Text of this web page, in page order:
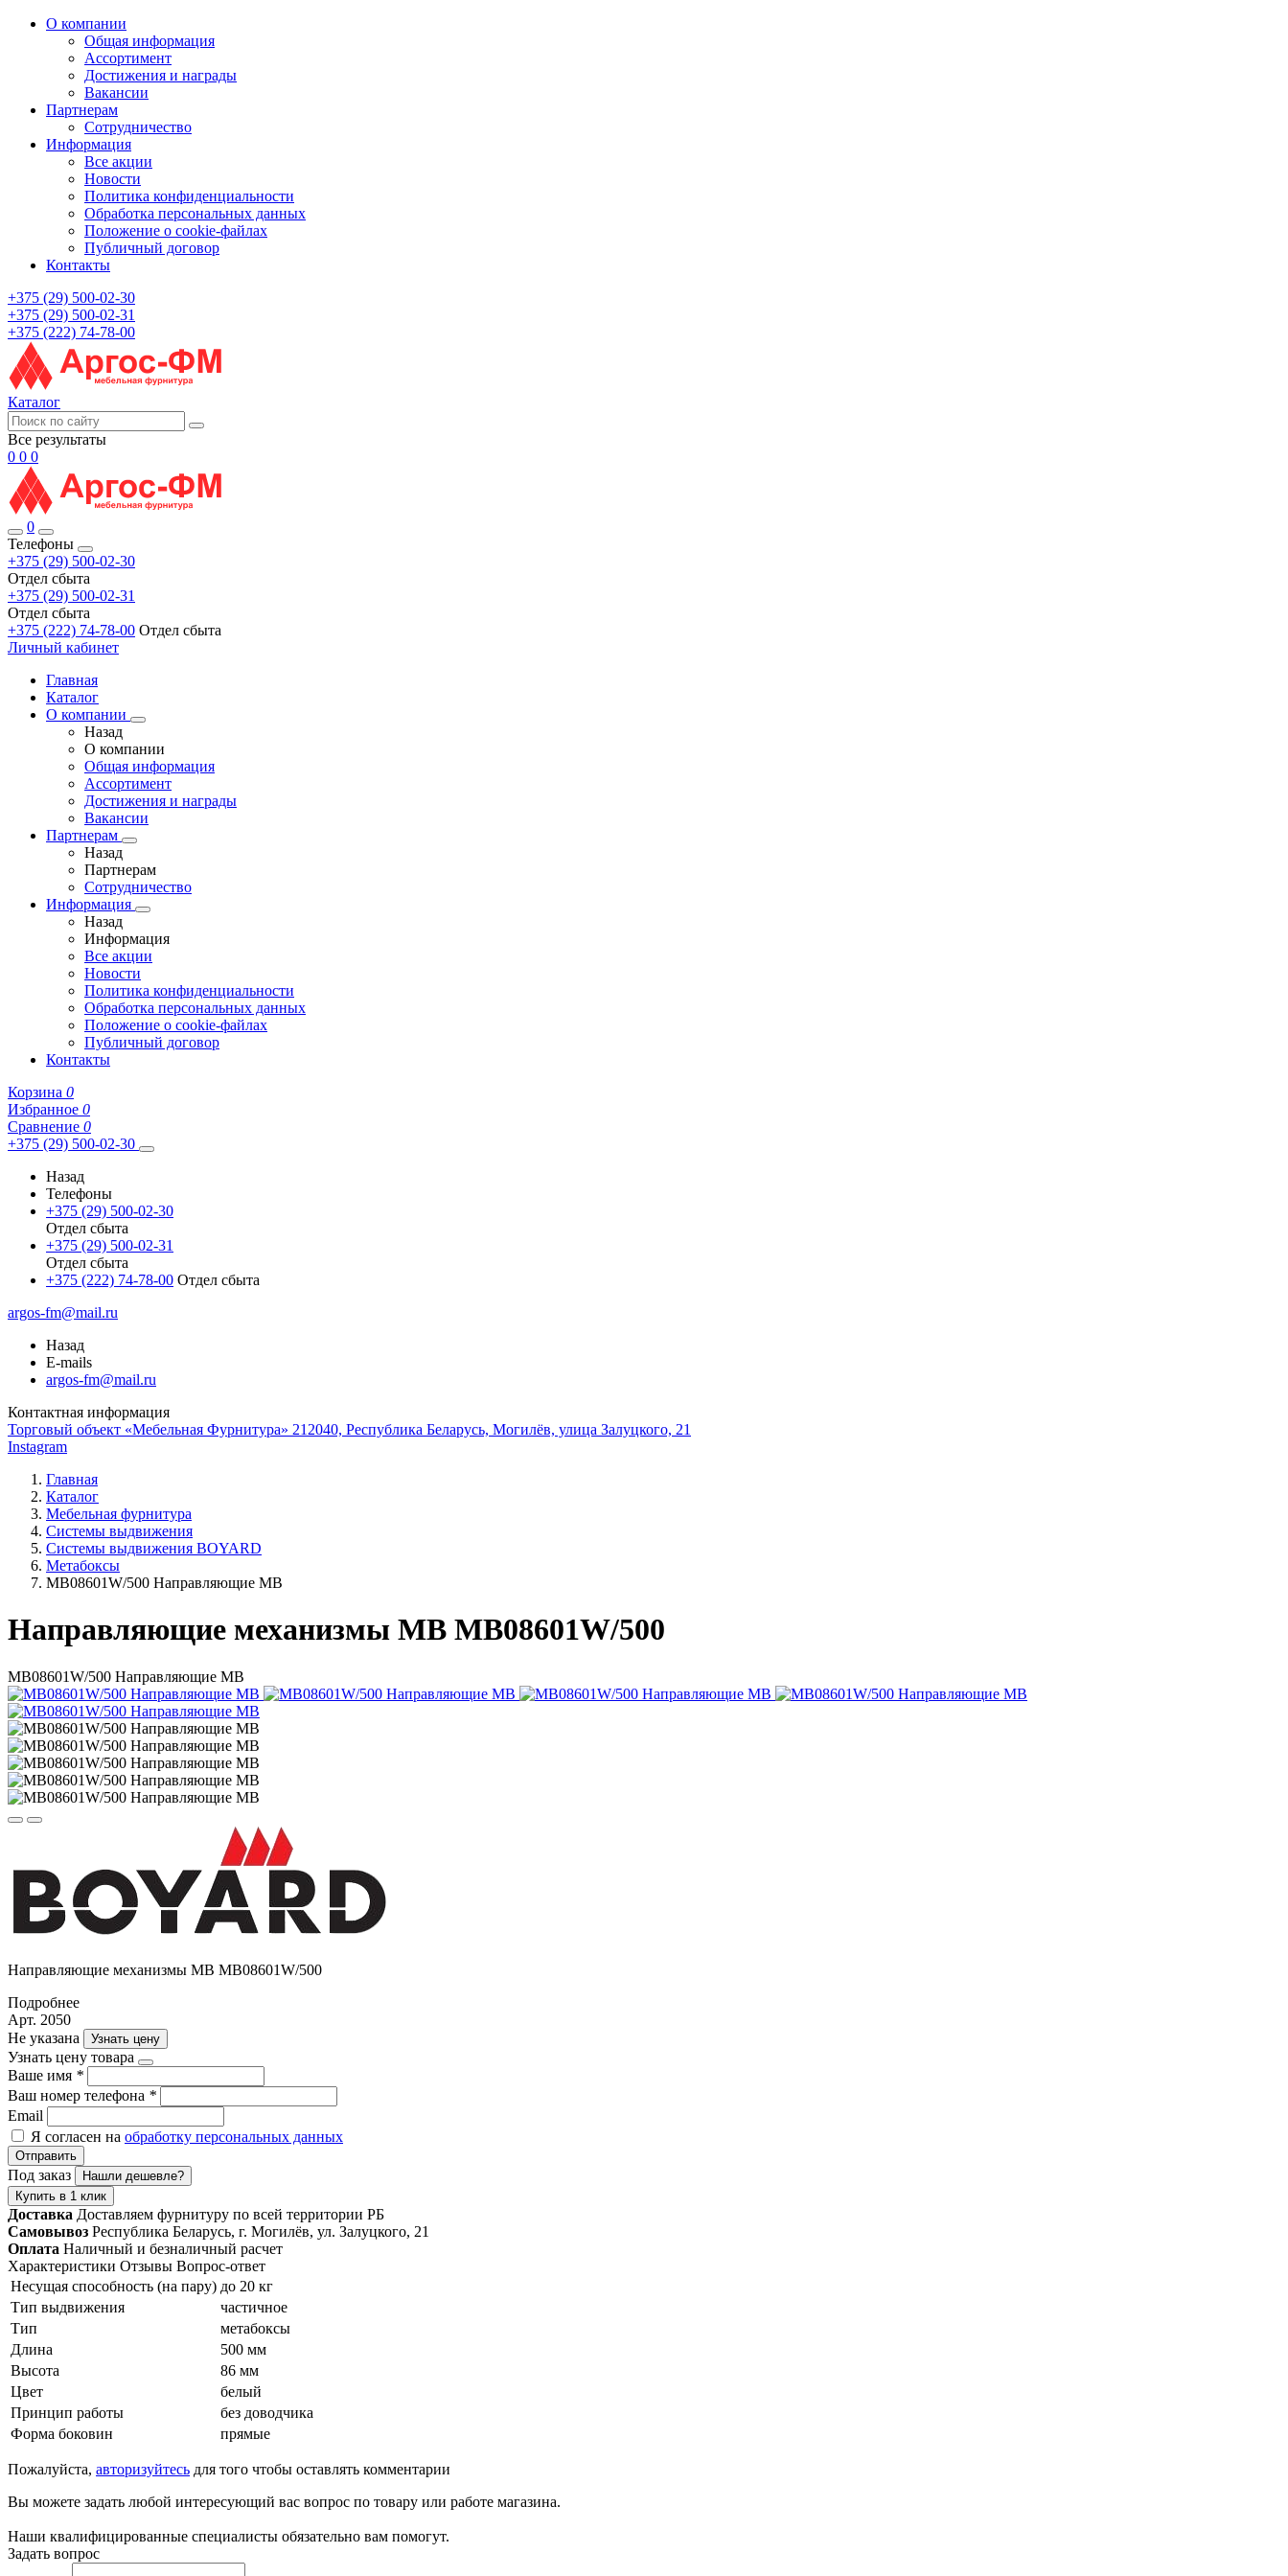
О компании
Общая информация
Ассортимент
Достижения и награды
Вакансии
Партнерам
Сотрудничество
Информация
Все акции
Новости
Политика конфиденциальности
Обработка персональных данных
Положение о cookie-файлах
Публичный договор
Контакты
+375 (29) 500-02-30
+375 (29) 500-02-31
+375 (222) 74-78-00
Каталог
Все результаты
0 0 0
0
Телефоны
+375 (29) 500-02-30
Отдел сбыта
+375 (29) 500-02-31
Отдел сбыта
+375 (222) 74-78-00 Отдел сбыта
Личный кабинет
Главная
Каталог
О компании
Назад
О компании
Общая информация
Ассортимент
Достижения и награды
Вакансии
Партнерам
Назад
Партнерам
Сотрудничество
Информация
Назад
Информация
Все акции
Новости
Политика конфиденциальности
Обработка персональных данных
Положение о cookie-файлах
Публичный договор
Контакты
Корзина 0
Избранное 0
Сравнение 0
+375 (29) 500-02-30
Назад
Телефоны
+375 (29) 500-02-30
Отдел сбыта
+375 (29) 500-02-31
Отдел сбыта
+375 (222) 74-78-00 Отдел сбыта
argos-fm@mail.ru
Назад
E-mails
argos-fm@mail.ru
Контактная информация
Торговый объект «Мебельная Фурнитура» 212040, Республика Беларусь, Могилёв, улица Залуцкого, 21
Instagram
Главная
Каталог
Мебельная фурнитура
Системы выдвижения
Системы выдвижения BOYARD
Метабоксы
МВ08601W/500 Направляющие МВ
Направляющие механизмы MB MB08601W/500
МВ08601W/500 Направляющие МВ
Направляющие механизмы MB MB08601W/500
Подробнее
Арт. 2050
Не указана
Узнать цену
Узнать цену товара
Ваше имя *
Ваш номер телефона *
Email
Я согласен на обработку персональных данных
Отправить
Под заказ
Нашли дешевле?
Купить в 1 клик
Доставка Доставляем фурнитуру по всей территории РБ
Самовывоз Республика Беларусь, г. Могилёв, ул. Залуцкого, 21
Оплата Наличный и безналичный расчет
Характеристики Отзывы Вопрос-ответ
Несущая способность (на пару) до 20 кг
Тип выдвижения
частичное
Тип
метабоксы
Длина
500 мм
Высота
86 мм
Цвет
белый
Принцип работы
без доводчика
Форма боковин
прямые
Пожалуйста, авторизуйтесь для того чтобы оставлять комментарии
Вы можете задать любой интересующий вас вопрос по товару или работе магазина.
Наши квалифицированные специалисты обязательно вам помогут.
Задать вопрос